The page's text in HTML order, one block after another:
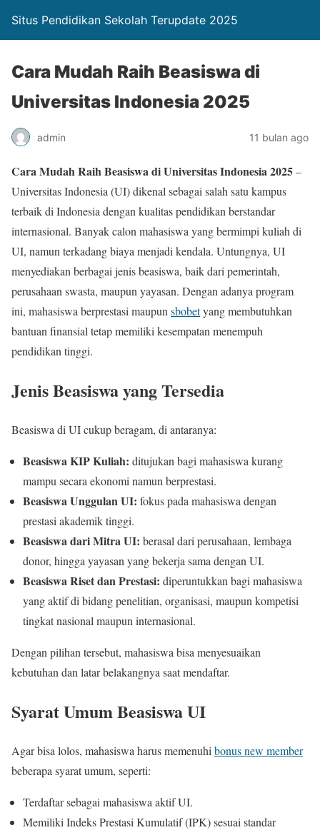
Situs Pendidikan Sekolah Terupdate 2025
Cara Mudah Raih Beasiswa di
Universitas Indonesia 2025
admin 11 bulan ago
Cara Mudah Raih Beasiswa di Universitas Indonesia 2025–
Universitas Indonesia (UI) dikenal sebagai salah satu kampus
terbaik di Indonesia dengan kualitas pendidikan berstandar
internasional. Banyak calon mahasiswa yang bermimpi kuliah di
UI, namun terkadang biaya menjadi kendala. Untungnya, UI
menyediakan berbagai jenis beasiswa, baik dari pemerintah,
perusahaan swasta, maupun yayasan. Dengan adanya program
ini, mahasiswa berprestasi maupun sbobetyang membutuhkan
bantuan finansial tetap memiliki kesempatan menempuh
pendidikan tinggi.
Jenis Beasiswa yang Tersedia
Beasiswa di UI cukup beragam, di antaranya:
Beasiswa KIP Kuliah: ditujukan bagi mahasiswa kurang
mampu secara ekonomi namun berprestasi.
Beasiswa Unggulan UI: fokus pada mahasiswa dengan
prestasi akademik tinggi.
Beasiswa dari Mitra UI: berasal dari perusahaan, lembaga
donor, hingga yayasan yang bekerja sama dengan UI.
Beasiswa Riset dan Prestasi: diperuntukkan bagi mahasiswa
yang aktif di bidang penelitian, organisasi, maupun kompetisi
tingkat nasional maupun internasional.
Dengan pilihan tersebut, mahasiswa bisa menyesuaikan
kebutuhan dan latar belakangnya saat mendaftar.
Syarat Umum Beasiswa UI
Agar bisa lolos, mahasiswa harus memenuhi bonus new member
beberapa syarat umum, seperti:
Terdaftar sebagai mahasiswa aktif UI.
Memiliki Indeks Prestasi Kumulatif (IPK) sesuai standar